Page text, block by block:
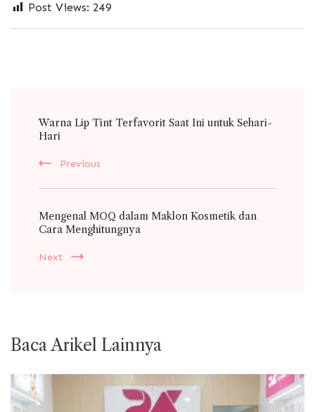
Post Views: 249
Navigation
Warna Lip Tint Terfavorit Saat Ini untuk Sehari-
Hari
Previous
Mengenal MOQ dalam Maklon Kosmetik dan
Cara Menghitungnya
Next
Baca Arikel Lainnya